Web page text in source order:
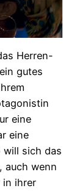
Herren-
gutes
eine
eine
will sich das
auch wenn
in ihrer